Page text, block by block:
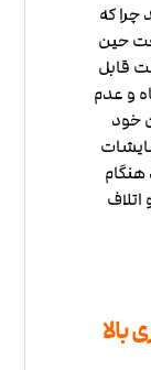
چرا که
حین
30 ثانیه تا 24 ساعت قابل
و عدم
خود
بالا